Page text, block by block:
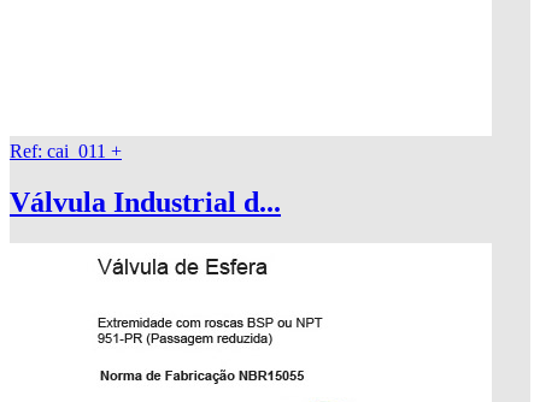
Ref: cai_011 +
Válvula Industrial d...